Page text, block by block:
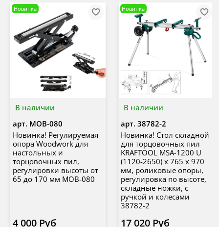
В наличии
Новинка
арт. MOB-080
Новинка! Регулируемая
опора Woodwork для
настольных и
торцовочных пил,
регулировки высоты от
65 до 170 мм MOB-080
4 000 Руб
В наличии
Новинка
арт. 38782-2
Новинка! Стол складной
для торцовочных пил
KRAFTOOL MSA-1200 U
(1120-2650) х 765 х 970
мм, роликовые опоры,
регулировка по высоте,
складные ножки, с
ручкой и колесами
38782-2
17 020 Руб